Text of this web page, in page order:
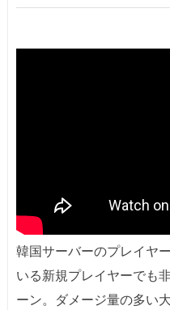
韓国サーバーのプレイヤ
いる新規プレイヤーでも
ーン。ダメージ量の多い